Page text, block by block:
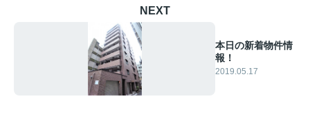
NEXT
本日の新着物件情
報！
2019.05.17